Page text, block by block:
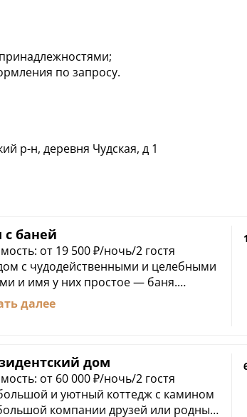
по запросу.
р-н, деревня Чудская, д 1
баней
от 19 500 ₽/ночь/2 гостя
с чудодейственными и целебными
и имя у них простое — баня.
в баню очень просто, ведь дверь в
прямо из гостиной. В любое
идти в парилку. Особенно это
любители зимних развлечений,
и охоты. Чтобы пар в парилке был
советуем древний способ —
далее
дом
от 60 000 ₽/ночь/2 гостя
и уютный коттедж с камином
компании друзей или родных.